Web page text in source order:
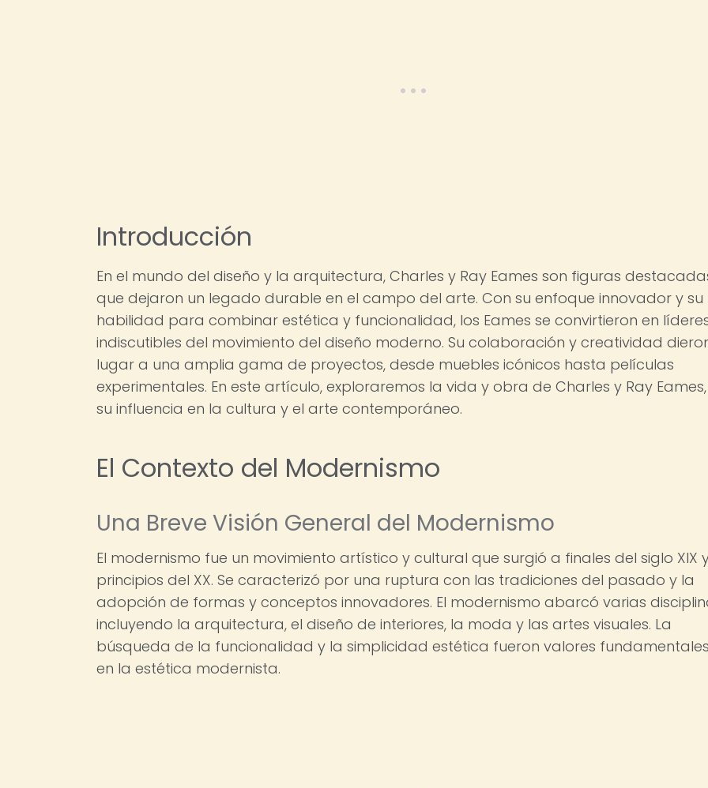
Introducción
En el mundo del diseño y la arquitectura, Charles y Ray Eames son figuras
que dejaron un legado durable en el campo del arte. Con su enfoque innovador y su
habilidad para combinar estética y funcionalidad, los Eames se convirtieron en
indiscutibles del movimiento del diseño moderno. Su colaboración y creatividad
lugar a una amplia gama de proyectos, desde muebles icónicos hasta películas
experimentales. En este artículo, exploraremos la vida y obra de Charles y Ray
su influencia en la cultura y el arte contemporáneo.
El Contexto del Modernismo
Una Breve Visión General del Modernismo
El modernismo fue un movimiento artístico y cultural que surgió a finales del siglo XIX
principios del XX. Se caracterizó por una ruptura con las tradiciones del pasado y la
adopción de formas y conceptos innovadores. El modernismo abarcó varias
incluyendo la arquitectura, el diseño de interiores, la moda y las artes visuales. La
búsqueda de la funcionalidad y la simplicidad estética fueron valores
en la estética modernista.